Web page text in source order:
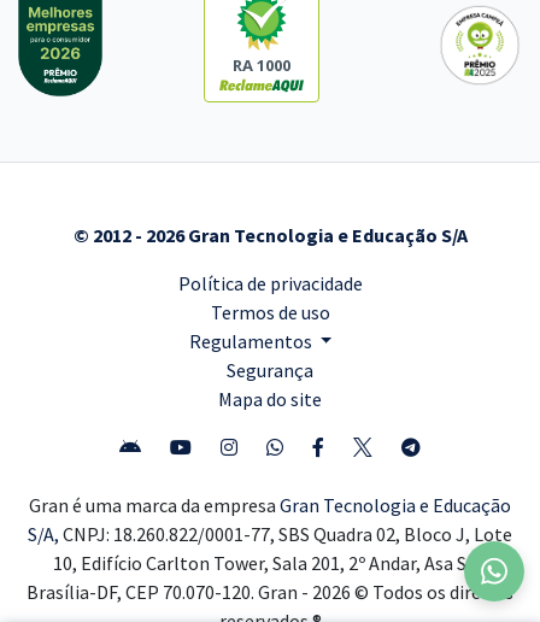
RA 1000
© 2012 - 2026 Gran Tecnologia e Educação S/A
Política de privacidade
Termos de uso
Regulamentos
Segurança
Mapa do site
Gran é uma marca da empresa Gran Tecnologia e Educação
S/A, CNPJ: 18.260.822/0001-77, SBS Quadra 02, Bloco J, Lote
10, Edifício Carlton Tower, Sala 201, 2º Andar, Asa Sul,
Brasília-DF, CEP 70.070-120. Gran - 2026 © Todos os direitos